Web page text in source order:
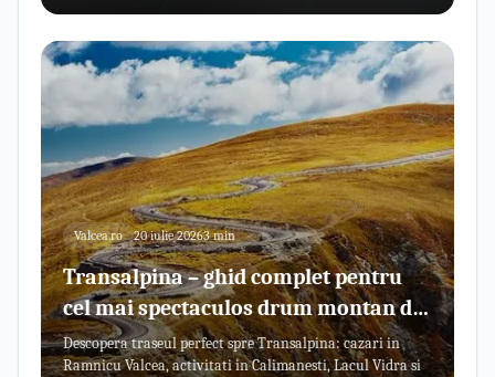
Valcea.ro 20 iulie 20263 min
Transalpina – ghid complet pentru
cel mai spectaculos drum montan din
Romania
Descopera traseul perfect spre Transalpina: cazari in
Ramnicu Valcea, activitati in Calimanesti, Lacul Vidra si